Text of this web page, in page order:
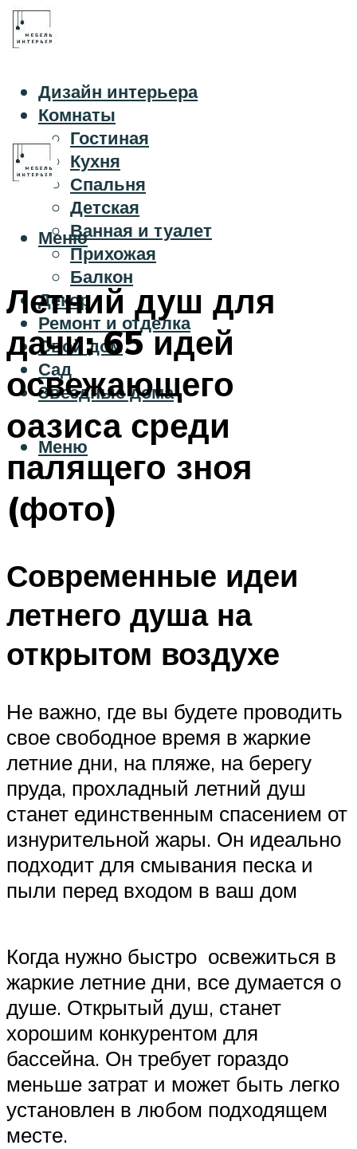
Дизайн интерьера
Комнаты
Гостиная
Кухня
Спальня
Детская
Ванная и туалет
Прихожая
Балкон
Декор
Ремонт и отделка
Свой дом
Сад
Звездные дома
Меню
Меню
Летний душ для
дачи: 65 идей
освежающего
оазиса среди
палящего зноя
(фото)
Современные идеи
летнего душа на
открытом воздухе
Не важно, где вы будете проводить
свое свободное время в жаркие
летние дни, на пляже, на берегу
пруда, прохладный летний душ
станет единственным спасением от
изнурительной жары. Он идеально
подходит для смывания песка и
пыли перед входом в ваш дом
Когда нужно быстро освежиться в
жаркие летние дни, все думается о
душе. Открытый душ, станет
хорошим конкурентом для
бассейна. Он требует гораздо
меньше затрат и может быть легко
установлен в любом подходящем
месте.